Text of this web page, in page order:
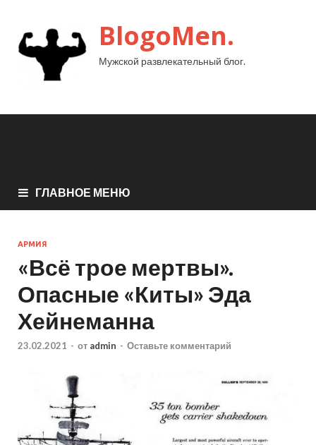
BlogoMen.
Мужской развлекательный блог.
ГЛАВНОЕ МЕНЮ
АРМИЯ
«Всё трое мертвы».
Опасные «Киты» Эда
Хейнеманна
23.02.2021 - от admin - Оставьте комментарий